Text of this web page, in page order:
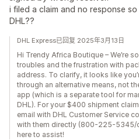
i filed a claim and no response
DHL??
DHL Express已回复 2025年3月13日
Hi Trendy Africa Boutique – We’re
troubles and the frustration with
address. To clarify, it looks like
through an alternative means, not
app (which is a separate tool for
DHL). For your $400 shipment
email with DHL Customer Service
with them directly (800-225-5345/
here to assist!